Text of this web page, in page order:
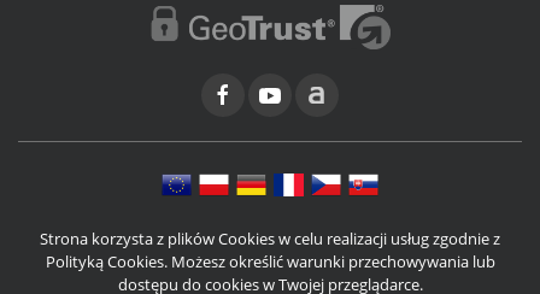
Strona korzysta z plików Cookies w celu realizacji usług zgodnie z
Polityką Cookies. Możesz określić warunki przechowywania lub
dostępu do cookies w Twojej przeglądarce.